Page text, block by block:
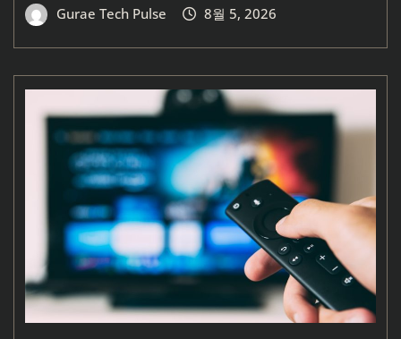
Gurae Tech Pulse 8월 5, 2026